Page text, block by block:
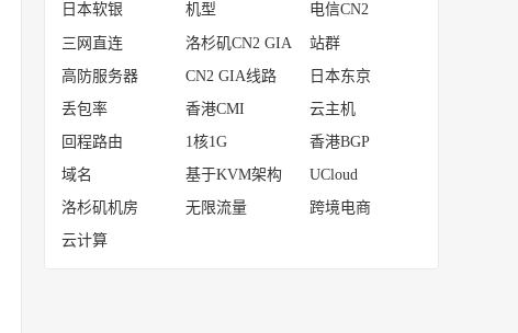
日本软银 机型 电信CN2
三网直连 洛杉矶CN2 GIA 站群
高防服务器 CN2 GIA线路 日本东京
丢包率 香港CMI 云主机
回程路由 1核1G 香港BGP
域名 基于KVM架构 UCloud
洛杉矶机房 无限流量 跨境电商
云计算